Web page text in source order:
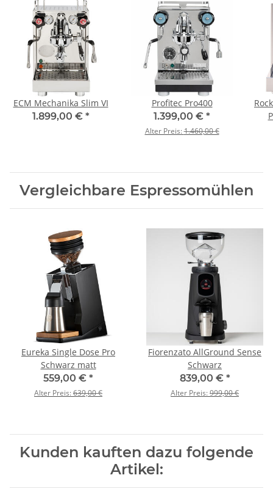
ECM Mechanika Slim VI
1.899,00 € *
Profitec Pro400
1.399,00 € *
Alter Preis:1.460,00 €
Vergleichbare Espressomühlen
Eureka Single Dose Pro
Schwarz matt
559,00 € *
Alter Preis:639,00 €
Fiorenzato AllGround Sense
Schwarz
839,00 € *
Alter Preis:999,00 €
Kunden kauften dazu folgende
Artikel: